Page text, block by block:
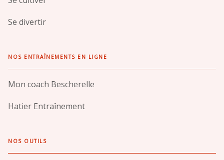
Se divertir
NOS ENTRAÎNEMENTS EN LIGNE
Mon coach Bescherelle
Hatier Entraînement
NOS OUTILS